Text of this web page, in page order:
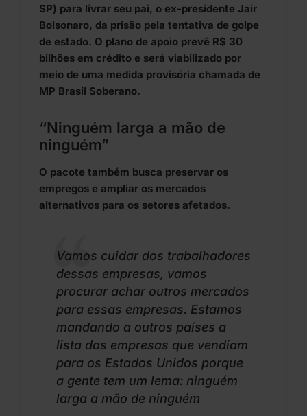
SP) para livrar seu pai, o ex-presidente Jair
Bolsonaro, da prisão pela tentativa de golpe
de estado. O plano de apoio prevê R$ 30
bilhões em crédito e será viabilizado por
meio de uma medida provisória chamada de
MP Brasil Soberano.
“Ninguém larga a mão de
ninguém”
O pacote também busca preservar os
empregos e ampliar os mercados
alternativos para os setores afetados.
Vamos cuidar dos trabalhadores
dessas empresas, vamos
procurar achar outros mercados
para essas empresas. Estamos
mandando a outros países a
lista das empresas que vendiam
para os Estados Unidos porque
a gente tem um lema: ninguém
larga a mão de ninguém